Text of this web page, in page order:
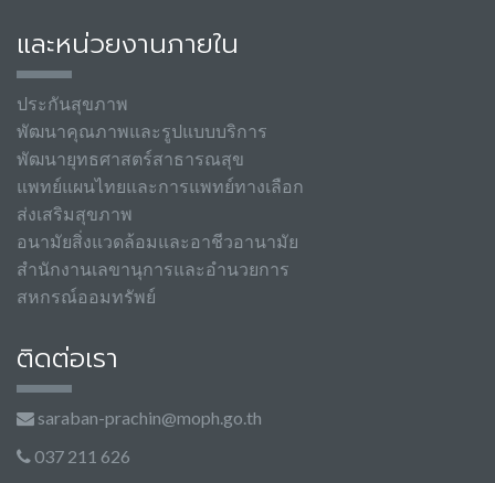
และหน่วยงานภายใน
ประกันสุขภาพ
พัฒนาคุณภาพและรูปแบบบริการ
พัฒนายุทธศาสตร์สาธารณสุข
แพทย์แผนไทยและการแพทย์ทางเลือก
ส่งเสริมสุขภาพ
อนามัยสิ่งแวดล้อมและอาชีวอานามัย
สำนักงานเลขานุการและอำนวยการ
สหกรณ์ออมทรัพย์
ติดต่อเรา
saraban-prachin@moph.go.th
037 211 626